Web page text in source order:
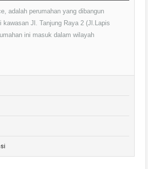
adalah perumahan yang dibangun
kawasan Jl. Tanjung Raya 2 (Jl.Lapis
ini masuk dalam wilayah